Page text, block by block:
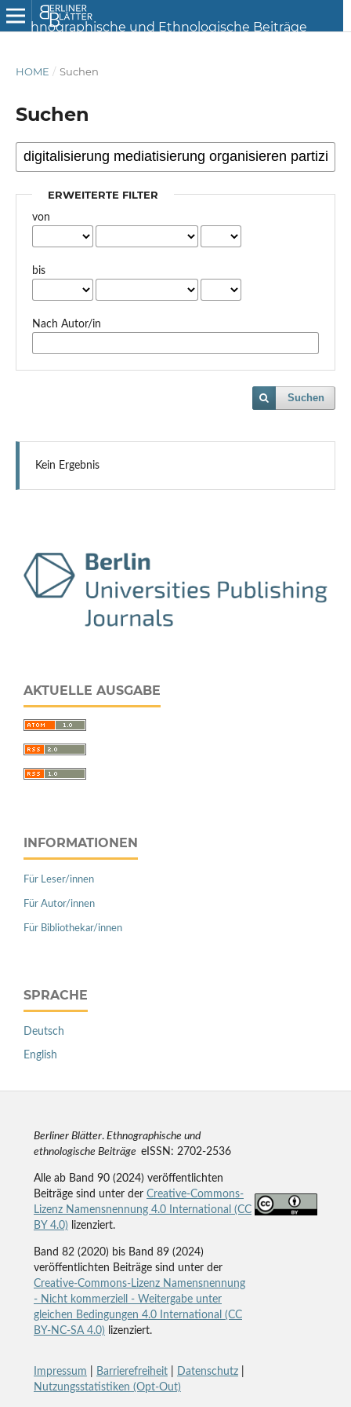
HOME / Suchen
Suchen
ERWEITERTE FILTER
von
bis
Nach Autor/in
Suchen
Kein Ergebnis
AKTUELLE AUSGABE
INFORMATIONEN
Für Leser/innen
Für Autor/innen
Für Bibliothekar/innen
SPRACHE
Deutsch
English
Berliner Blätter.Ethnographische und
ethnologische Beiträge eISSN: 2702-2536
Alle ab Band 90 (2024) veröffentlichten
Beiträge sind unter der Creative-Commons-
Lizenz Namensnennung 4.0 International (CC
BY 4.0) lizenziert.
Band 82 (2020) bis Band 89 (2024)
veröffentlichten Beiträge sind unter der
Creative-Commons-Lizenz Namensnennung
- Nicht kommerziell - Weitergabe unter
gleichen Bedingungen 4.0 International (CC
BY-NC-SA 4.0) lizenziert.
Impressum Barrierefreiheit| Datenschutz|
Nutzungsstatistiken (Opt-Out)